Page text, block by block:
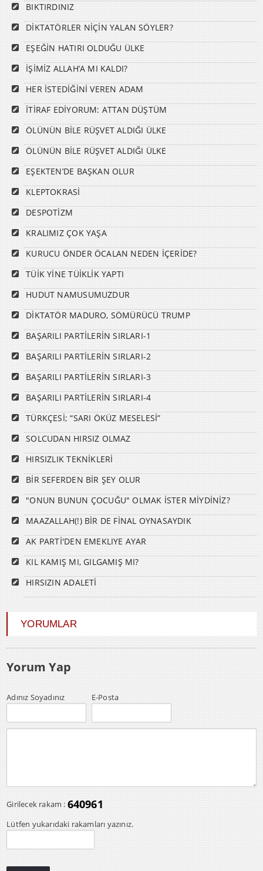
BIKTIRDINIZ
DİKTATÖRLER NİÇİN YALAN SÖYLER?
EŞEĞİN HATIRI OLDUĞU ÜLKE
İŞİMİZ ALLAH’A MI KALDI?
HER İSTEDİĞİNİ VEREN ADAM
İTİRAF EDİYORUM: ATTAN DÜŞTÜM
ÖLÜNÜN BİLE RÜŞVET ALDIĞI ÜLKE
ÖLÜNÜN BİLE RÜŞVET ALDIĞI ÜLKE
EŞEKTEN’DE BAŞKAN OLUR
KLEPTOKRASİ
DESPOTİZM
KRALIMIZ ÇOK YAŞA
KURUCU ÖNDER ÖCALAN NEDEN İÇERİDE?
TÜİK YİNE TÜİKLİK YAPTI
HUDUT NAMUSUMUZDUR
DİKTATÖR MADURO, SÖMÜRÜCÜ TRUMP
BAŞARILI PARTİLERİN SIRLARI-1
BAŞARILI PARTİLERİN SIRLARI-2
BAŞARILI PARTİLERİN SIRLARI-3
BAŞARILI PARTİLERİN SIRLARI-4
TÜRKÇESİ; “SARI ÖKÜZ MESELESİ”
SOLCUDAN HIRSIZ OLMAZ
HIRSIZLIK TEKNİKLERİ
BİR SEFERDEN BİR ŞEY OLUR
"ONUN BUNUN ÇOCUĞU" OLMAK İSTER MİYDİNİZ?
MAAZALLAH(!) BİR DE FİNAL OYNASAYDIK
AK PARTİ'DEN EMEKLIYE AYAR
KIL KAMIŞ MI, GILGAMIŞ MI?
HIRSIZIN ADALETİ
YORUMLAR
Yorum Yap
Adınız Soyadınız E-Posta
Girilecek rakam : 640961
Lütfen yukarıdaki rakamları yazınız.